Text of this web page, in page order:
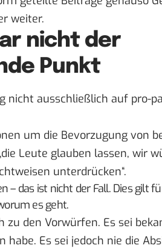
weiter.
nicht der
Punkt
nicht ausschließlich auf pro-
um die Bevorzugung von
Leute glauben lassen, wir
unterdrücken“.
– das ist nicht der Fall. Dies gilt
es geht.
zu den Vorwürfen. Es sei
habe. Es sei jedoch nie die